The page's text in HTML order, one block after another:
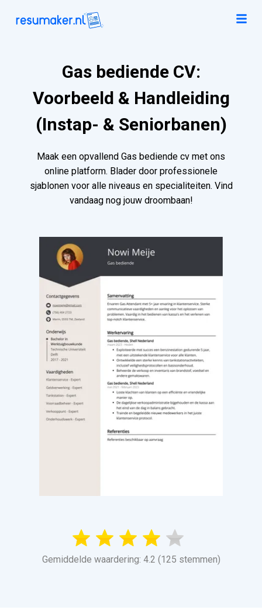
Gas bediende CV:
Voorbeeld & Handleiding
(Instap- & Seniorbanen)
Maak een opvallend Gas bediende cv met ons
online platform. Blader door professionele
sjablonen voor alle niveaus en specialiteiten. Vind
vandaag nog jouw droombaan!
Gemiddelde waardering: 4.2 (125 stemmen)